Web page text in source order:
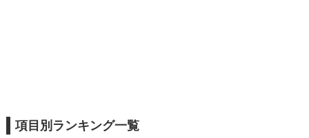
項目別ランキング一覧